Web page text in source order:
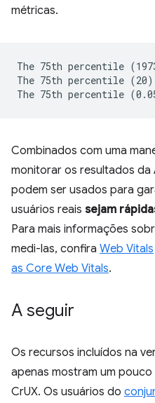
métricas.
The 75th percentile
The 75th percentile
Combinados com uma
monitorar os resultados da
podem ser usados para
usuários reais sejam
Para mais informações
medi-las, confira Web Vitals
as Core Web Vitals.
A seguir
Os recursos incluídos na
apenas mostram um
CrUX. Os usuários do